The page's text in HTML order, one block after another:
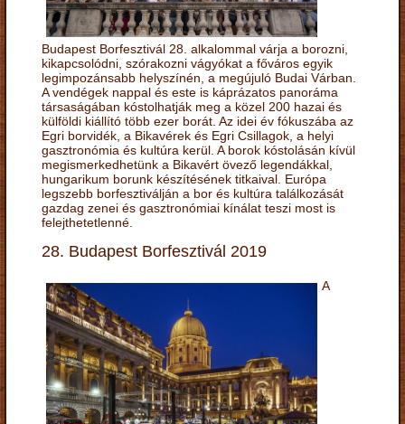
Budapest Borfesztivál 28. alkalommal várja a borozni,
kikapcsolódni, szórakozni vágyókat a főváros egyik
legimpozánsabb helyszínén, a megújuló Budai Várban.
A vendégek nappal és este is káprázatos panoráma
társaságában kóstolhatják meg a közel 200 hazai és
külföldi kiállító több ezer borát. Az idei év fókuszába az
Egri borvidék, a Bikavérek és Egri Csillagok, a helyi
gasztronómia és kultúra kerül. A borok kóstolásán kívül
megismerkedhetünk a Bikavért övező legendákkal,
hungarikum borunk készítésének titkaival. Európa
legszebb borfesztiválján a bor és kultúra találkozását
gazdag zenei és gasztronómiai kínálat teszi most is
felejthetetlenné.
28. Budapest Borfesztivál 2019
A